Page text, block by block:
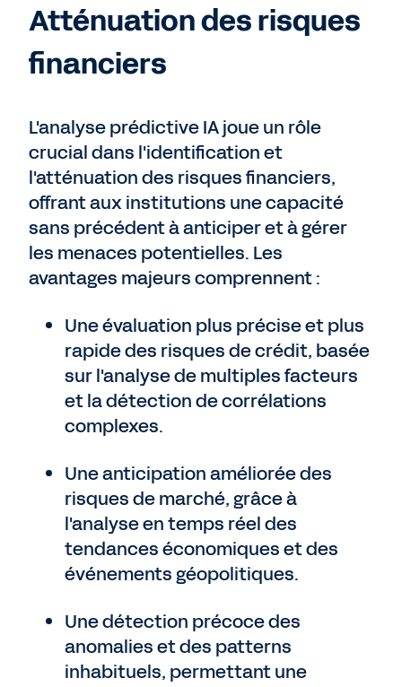
Atténuation des risques
financiers
L'analyse prédictive IA joue un rôle
crucial dans l'identification et
l'atténuation des risques financiers,
offrant aux institutions une capacité
sans précédent à anticiper et à gérer
les menaces potentielles. Les
avantages majeurs comprennent :
Une évaluation plus précise et plus
rapide des risques de crédit, basée
sur l'analyse de multiples facteurs
et la détection de corrélations
complexes.
Une anticipation améliorée des
risques de marché, grâce à
l'analyse en temps réel des
tendances économiques et des
événements géopolitiques.
Une détection précoce des
anomalies et des patterns
inhabituels, permettant une